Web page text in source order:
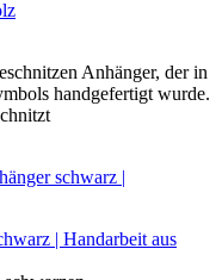
Anhänger, der in
handgefertigt wurde.
| Handarbeit aus